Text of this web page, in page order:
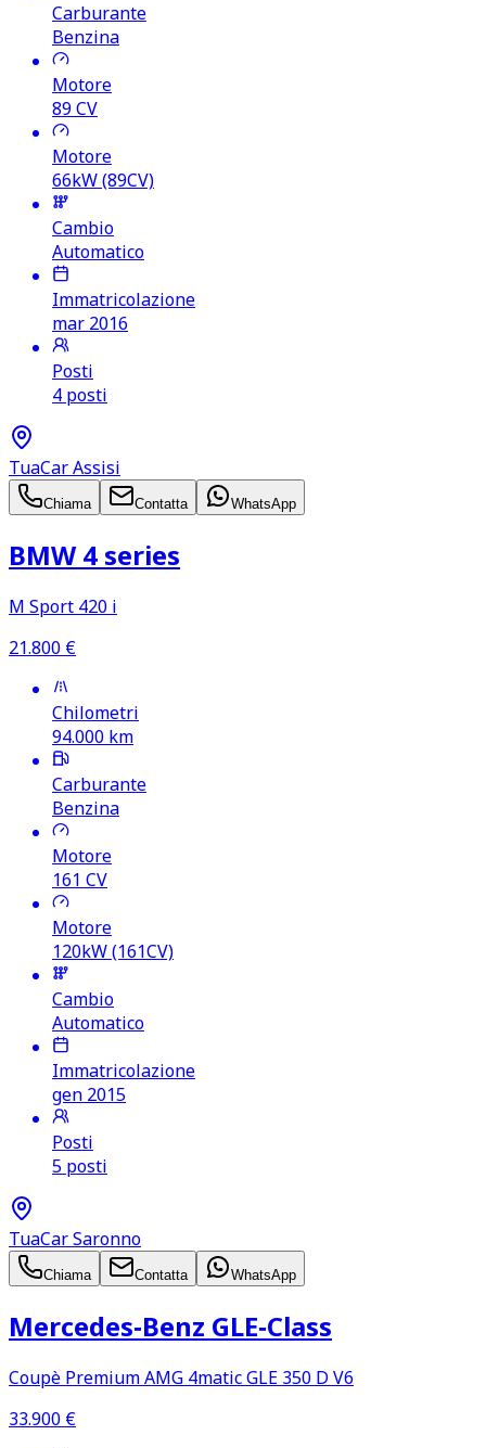
Carburante
Benzina
Motore
89CV
Motore
66kW (89CV)
Cambio
Automatico
Immatricolazione
mar 2016
Posti
4 posti
TuaCar Assisi
Chiama Contatta WhatsApp
BMW 4 series
M Sport 420 i
21.800 €
Chilometri
94.000 km
Carburante
Benzina
Motore
161 CV
Motore
120kW (161CV)
Cambio
Automatico
Immatricolazione
gen 2015
Posti
5 posti
TuaCar Saronno
Chiama Contatta WhatsApp
Mercedes‑Benz GLE‑Class
Coupè Premium AMG 4matic GLE 350 D V6
33.900 €